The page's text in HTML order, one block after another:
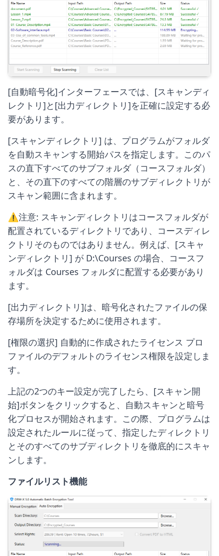
[自動暗号化]インターフェースでは、[スキャンディ
レクトリ]と[出力ディレクトリ]を正確に設定する必
要があります。
[スキャンディレクトリ] は、プログラムがフォルダ
を自動スキャンする開始パスを指定します。このパ
スの直下すべてのサブフォルダ（コースフォルダ）
と、その直下のすべての階層のサブディレクトリが
スキャン範囲に含まれます。
⚠️注意: スキャンディレクトリはコースフォルダが
配置されているディレクトリであり、コースディレ
クトリそのものではありません。例えば、[スキャ
ンディレクトリ] が D:\Courses の場合、コースフ
ォルダは Courses フォルダに配置する必要があり
ます。
[出力ディレクトリ]は、暗号化されたファイルの保
存場所を決定するために使用されます。
[権限の選択] 自動的に作成されたライセンス プロ
ファイルのデフォルトのライセンス権限を設定しま
す。
上記の2つのキー設定が完了したら、[スキャン開
始]ボタンをクリックすると、自動スキャンと暗号
化プロセスが開始されます。この際、プログラムは
設定されたルールに従って、指定したディレクトリ
とそのすべてのサブディレクトリを徹底的にスキャ
ンします。
ファイルリスト機能